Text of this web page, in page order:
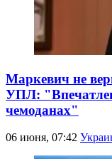
Маркевич не
УПЛ:
чемоданах"
06 июня, 07:42